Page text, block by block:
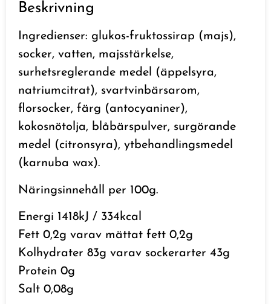
Beskrivning
Ingredienser: glukos-fruktossirap (majs),
socker, vatten, majsstärkelse,
surhetsreglerande medel (äppelsyra,
natriumcitrat), svartvinbärsarom,
florsocker, färg (antocyaniner),
kokosnötolja, blåbärspulver, surgörande
medel (citronsyra), ytbehandlingsmedel
(karnuba wax).
Näringsinnehåll per 100g.
Energi 1418kJ / 334kcal
Fett 0,2g varav mättat fett 0,2g
Kolhydrater 83g varav sockerarter 43g
Protein 0g
Salt 0,08g